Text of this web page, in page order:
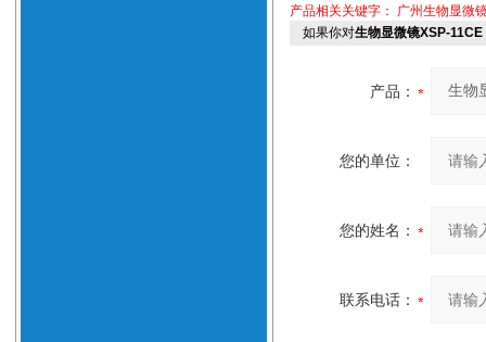
产品相关关键字： 广州生物显微
如果你对生物显微镜XSP-
产品：
您的单位：
您的姓名：
联系电话：